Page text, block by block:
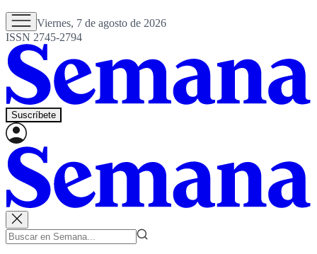
Viernes, 7 de agosto de 2026
ISSN 2745-2794
Suscríbete